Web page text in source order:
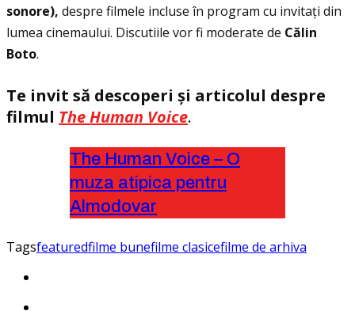
sonore), despre filmele incluse în program cu invitați din
lumea cinemaului. Discutiile vor fi moderate de Călin
Boto.
Te invit să descoperi și articolul despre
filmul The Human Voice.
The Human Voice – O
muza atipica pentru
Almodovar
Tagsfeaturedfilme bunefilme clasicefilme de arhiva